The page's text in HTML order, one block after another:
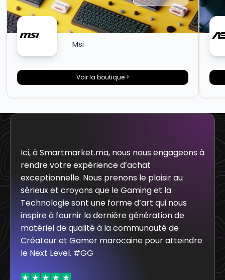
Msi
Voir la boutique >
Ici, à Smartmarket.ma, nous nous engageons à
rendre votre expérience d’achat
exceptionnelle. Nous prenons le plaisir au
sérieux et croyons que le Gaming et la
Technologie sont une forme d’art qui nous
inspire à fournir la dernière génération de
matériel de qualité à la communauté de
Créateur et Gamer marocaine pour atteindre
le Next Level. #GG